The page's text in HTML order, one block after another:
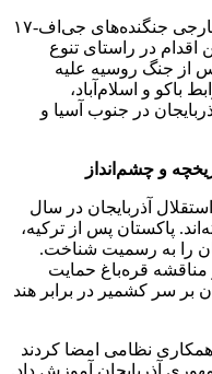
جمهوری آذربایجان چهارمین مشتری خارجی جنگنده‌های جی‌اف-۱۷
اقدام در راستای تنوع
از جنگ روسیه علیه
باکو و اسلام‌آباد،
در جنوب آسیا و
و چشم‌انداز
آذربایجان در سال
پاکستان پس از ترکیه،
را به رسمیت شناخت.
مناقشه قره‌باغ حمایت
بر سر کشمیر در برابر هند
همکاری نظامی امضا کردند